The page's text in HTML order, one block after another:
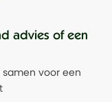
advies of een
samen voor een